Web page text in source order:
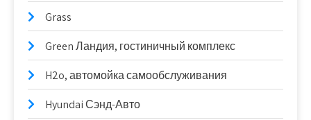
Grass
Green Ландия, гостиничный комплекс
H2o, автомойка самообслуживания
Hyundai Сэнд-Авто